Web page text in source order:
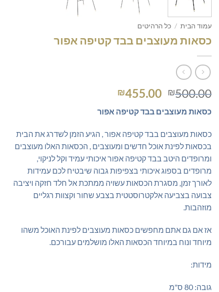
עמוד הבית / כל הרהיטים
כסאות מעוצבים בבד קטיפה אפור
₪500.00
המחיר
היה:
₪455.00
הוא:
כסאות מעוצבים בבד קטיפה אפור
כסאות מעוצבים בבד קטיפה אפור , הגיע הזמן לשדרג את הבית
בכסאות לפינת אוכל חדשים ומעוצבים , הכסאות האלו מעוצבים
ומרופדים היטב בבד קטיפה אפור איכותי עמיד וקל לניקוי,
מרופדים בספוג איכותי בצפיפות גבוה שיבטיח לכם עמידות
לאורך זמן, מסגרת הכסאות עשויה ממתכת אל חלד חזקה ויציבה
צבועה בצביעה אלקטרוסטטית בצבע שחור וקצוות רגליים
מוזהבות.
אז אם גם אתם מחפשים כסאות מעוצבים לפינת האוכל משהו
מיוחד ונוח במיוחד הכסאות האלו מושלמים עבורכם.
מידות:
גובה: 80 ס"מ